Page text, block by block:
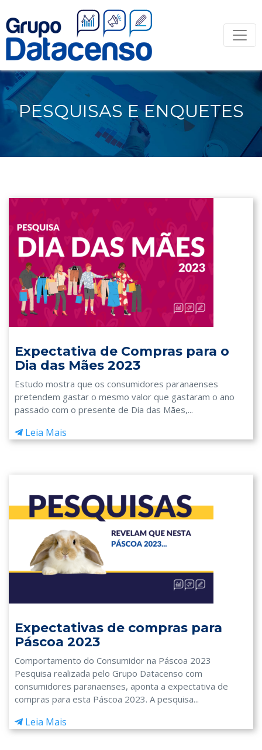
PESQUISAS E ENQUETES
Expectativa de Compras para o
Dia das Mães 2023
Estudo mostra que os consumidores paranaenses
pretendem gastar o mesmo valor que gastaram o ano
passado com o presente de Dia das Mães,...
Leia Mais
Expectativas de compras para
Páscoa 2023
Comportamento do Consumidor na Páscoa 2023
Pesquisa realizada pelo Grupo Datacenso com
consumidores paranaenses, aponta a expectativa de
compras para esta Páscoa 2023. A pesquisa...
Leia Mais